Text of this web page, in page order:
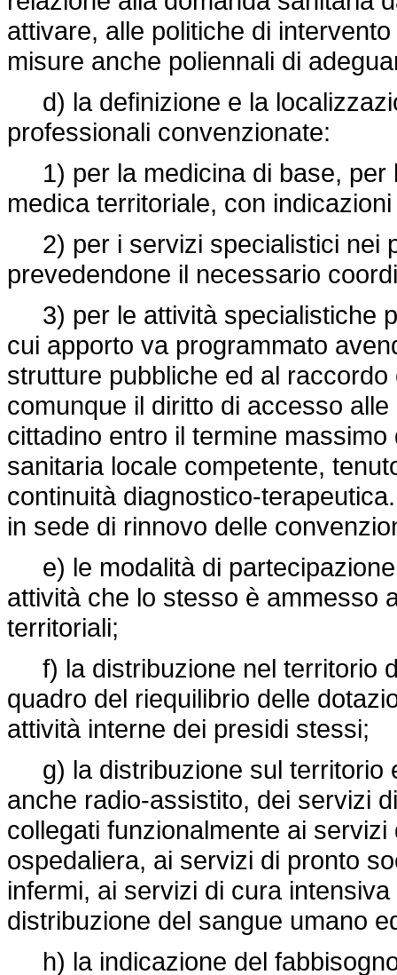
attivare, alle politiche di
misure anche poliennali di
d) la definizione e la
professionali convenzionate:
1) per la medicina di base, per
medica territoriale, con
2) per i servizi specialistici nei
prevedendone il necessario
3) per le attività specialistiche
cui apporto va programmato
strutture pubbliche ed al
comunque il diritto di accesso
cittadino entro il termine
sanitaria locale competente,
continuità diagnostico-
in sede di rinnovo delle
e) le modalità di
attività che lo stesso è ammesso
territoriali;
f) la distribuzione nel territorio
quadro del riequilibrio delle
attività interne dei presidi stessi;
g) la distribuzione sul territorio
anche radio-assistito, dei servizi
collegati funzionalmente ai
ospedaliera, ai servizi di pronto
infermi, ai servizi di cura
distribuzione del sangue umano
h) la indicazione del